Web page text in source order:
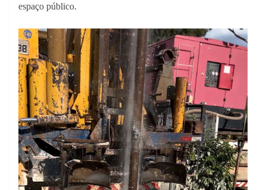
espaço público.